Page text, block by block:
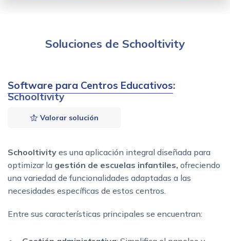
Soluciones de Schooltivity
Software para Centros Educativos:
Schooltivity
Valorar solución
Schooltivity es una aplicación integral diseñada para
optimizar la gestión de escuelas infantiles, ofreciendo
una variedad de funcionalidades adaptadas a las
necesidades específicas de estos centros.
Entre sus características principales se encuentran: